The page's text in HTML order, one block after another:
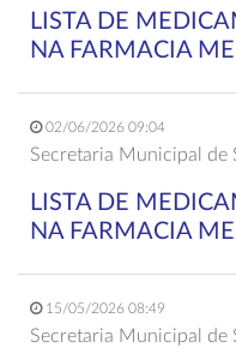
LISTA DE
NA FARMACIA
02/06/2026 09:04
Secretaria Municipal de
LISTA DE
NA FARMACIA
15/05/2026 08:49
Secretaria Municipal de